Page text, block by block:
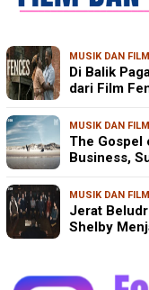
MUSIK DAN FILM
Di Balik
dari Film
MUSIK DAN FILM
The Gospel
Business,
MUSIK DAN FILM
Jerat
Shelby